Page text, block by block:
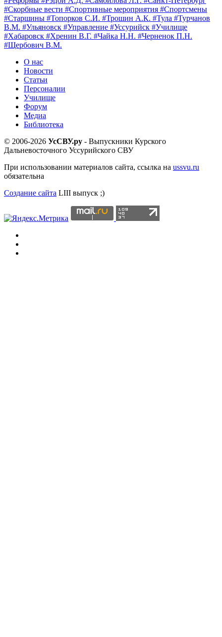
#Скорбные вести #Спортивные мероприятия #Спортсмены
#Старшины #Топорков С.И. #Трошин А.К. #Тула #Турчанов
В.М. #Ульяновск #Управление #Уссурийск #Училище
#Хабаровск #Хренин В.Г. #Чайка Н.Н. #Черненок П.Н.
#Щербович В.М.
О нас
Новости
Статьи
Персоналии
Училище
Форум
Медиа
Библиотека
© 2006-2026 УсСВУ.ру - Выпускники Курского
Дальневосточного Уссурийского СВУ
При использовании материалов сайта, ссылка на ussvu.ru
обязательна
Создание сайта LIII выпуск ;)